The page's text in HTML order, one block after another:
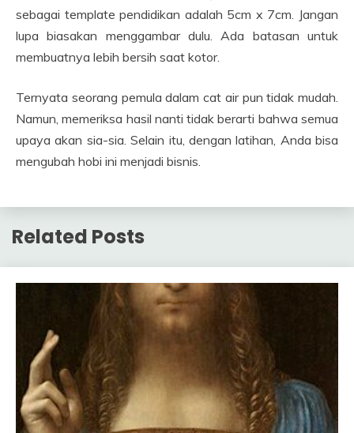
sebagai template pendidikan adalah 5cm x 7cm. Jangan
lupa biasakan menggambar dulu. Ada batasan untuk
membuatnya lebih bersih saat kotor.
Ternyata seorang pemula dalam cat air pun tidak mudah.
Namun, memeriksa hasil nanti tidak berarti bahwa semua
upaya akan sia-sia. Selain itu, dengan latihan, Anda bisa
mengubah hobi ini menjadi bisnis.
Related Posts